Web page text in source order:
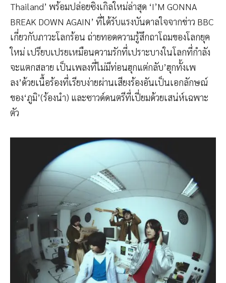
Thailand’ พร้อมปล่อยซิงเกิลใหม่ล่าสุด ‘I’M GONNA
BREAK DOWN AGAIN’ ที่ได้รับแรงบันดาลใจจากข่าว BBC
เกี่ยวกับภาวะโลกร้อน ถ่ายทอดความรู้สึกถาโถมของโลกยุค
ใหม่ เปรียบเปรยเหมือนความรักที่เปราะบางในโลกที่กำลัง
จะแตกสลาย เป็นเพลงที่ไม่มีท่อนฮุกแต่กลับ’ฮุกทั้งเพ
ลง’ด้วยเนื้อร้องที่เรียบง่ายผ่านเสียงร้องอันเป็นเอกลักษณ์
ของ‘ภูมิ’(ร้องนำ) และซาวด์ดนตรีที่เปี่ยมด้วยเสน่ห์เฉพาะ
ตัว